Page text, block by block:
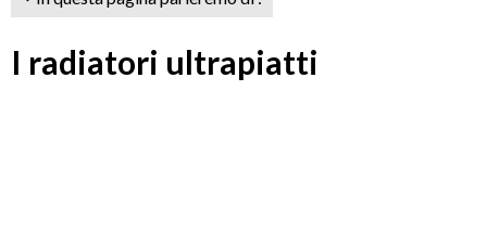
I radiatori ultrapiatti